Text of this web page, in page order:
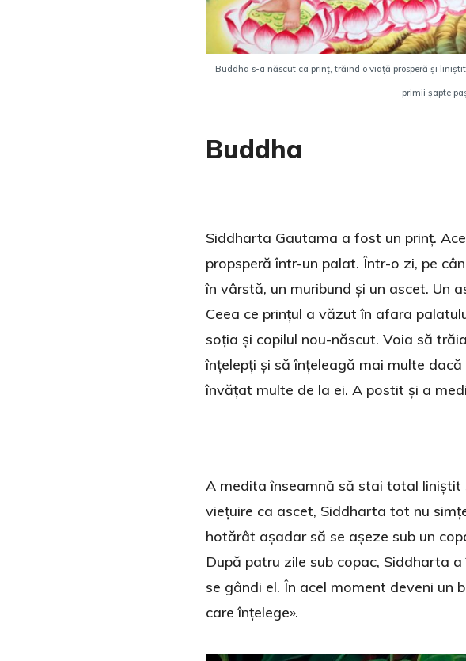
Buddha s-a născut ca prinț, trăind o viață prosperă și
primii șapte
Buddha
Siddharta Gautama a fost un prinț.
propsperă într-un palat. Într-o zi, pe
în vârstă, un muribund și un ascet. Un
Ceea ce prințul a văzut în afara
soția și copilul nou-născut. Voia să
înțelepți și să înțeleagă mai multe
învățat multe de la ei. A postit și a
A medita înseamnă să stai total liniștit
viețuire ca ascet, Siddharta tot nu
hotărât așadar să se așeze sub un
După patru zile sub copac, Siddharta
se gândi el. În acel moment deveni un
care înțelege».